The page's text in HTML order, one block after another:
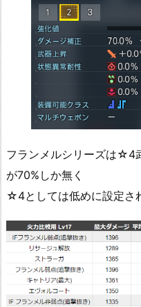
フランメルシリーズは☆4
が70%しか無く
☆4としては低めに設定さ